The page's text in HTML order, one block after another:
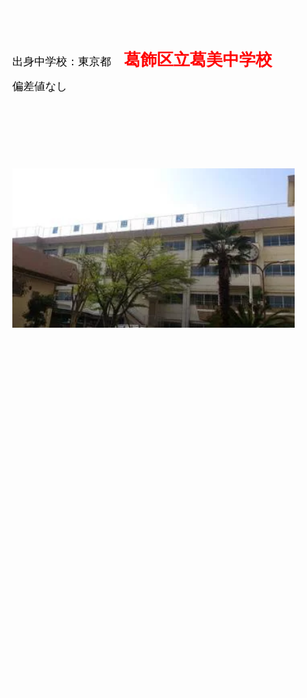
出身中学校：東京都 葛飾区立葛美中学校
偏差値なし